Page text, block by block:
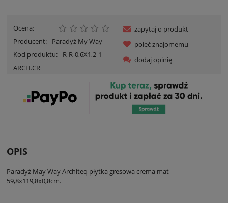
Ocena:
Producent:
Paradyż My Way
Kod produktu:
R-R-0,6X1,2-1-
ARCH.CR
zapytaj o produkt
poleć znajomemu
dodaj opinię
OPIS
Paradyż May Way Architeq płytka gresowa crema mat
59,8x119,8x0,8cm.